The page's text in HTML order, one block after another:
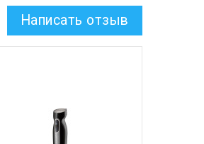
Написать отзыв